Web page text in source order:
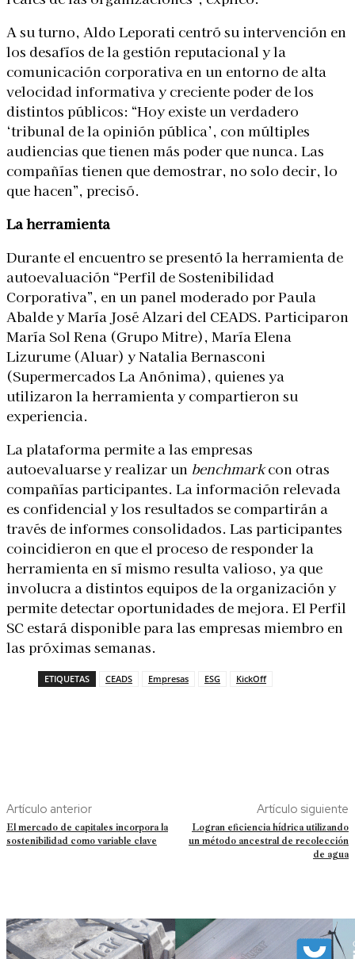
A su turno, Aldo Leporati centró su intervención en
los desafíos de la gestión reputacional y la
comunicación corporativa en un entorno de alta
velocidad informativa y creciente poder de los
distintos públicos: “Hoy existe un verdadero
‘tribunal de la opinión pública’, con múltiples
audiencias que tienen más poder que nunca. Las
compañías tienen que demostrar, no solo decir, lo
que hacen”, precisó.
La herramienta
Durante el encuentro se presentó la herramienta de
autoevaluación “Perfil de Sostenibilidad
Corporativa”, en un panel moderado por Paula
Abalde y María José Alzari del CEADS. Participaron
María Sol Rena (Grupo Mitre), María Elena
Lizurume (Aluar) y Natalia Bernasconi
(Supermercados La Anónima), quienes ya
utilizaron la herramienta y compartieron su
experiencia.
La plataforma permite a las empresas
autoevaluarse y realizar un benchmarkcon otras
compañías participantes. La información relevada
es confidencial y los resultados se compartirán a
través de informes consolidados. Las participantes
coincidieron en que el proceso de responder la
herramienta en sí mismo resulta valioso, ya que
involucra a distintos equipos de la organización y
permite detectar oportunidades de mejora. El Perfil
SC estará disponible para las empresas miembro en
las próximas semanas.
ETIQUETAS CEADS Empresas ESG KickOff
Artículo anterior
El mercado de capitales incorpora la
sostenibilidad como variable clave
Artículo siguiente
Logran eficiencia hídrica utilizando
un método ancestral de recolección
de agua